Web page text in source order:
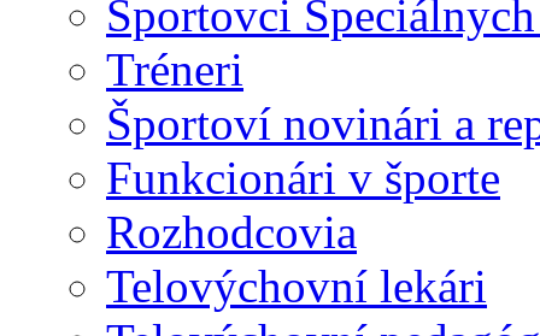
Športovci
Tréneri
Športoví novinári a
Funkcionári v športe
Rozhodcovia
Telovýchovní lekári